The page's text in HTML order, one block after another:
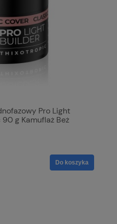
Pro Light
g Kamuflaż Beż
Do koszyka